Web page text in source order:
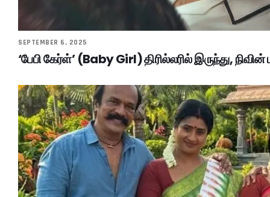
SEPTEMBER 6, 2025
‘பேபி கேர்ள்’ (Baby Girl) திரில்லரில் இருந்து, நிவின்